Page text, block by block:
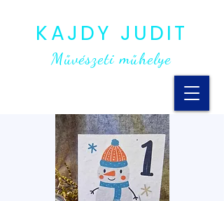
KAJDY JUDIT
Művészeti műhelye